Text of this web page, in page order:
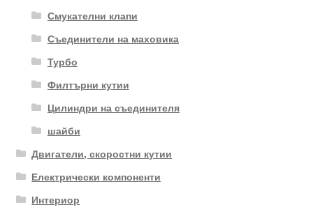
Смукателни клапи
Съединители на маховика
Турбо
Филтърни кутии
Цилиндри на съединителя
шайби
Двигатели, скоростни кутии
Електрически компоненти
Интериор